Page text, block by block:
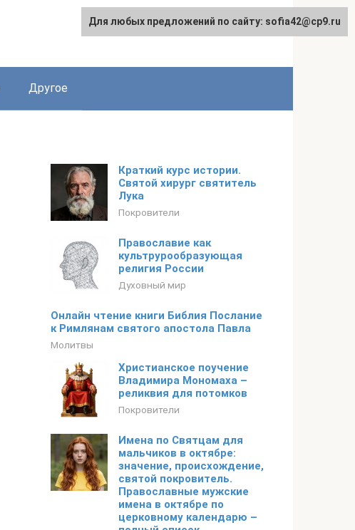
Другое
Краткий курс истории.
Святой хирург святитель
Лука
Покровители
Православие как
культрурообразующая
религия России
Духовный мир
Онлайн чтение книги Библия Послание
к Римлянам святого апостола Павла
Молитвы
Христианское поучение
Владимира Мономаха –
реликвия для потомков
Покровители
Имена по Святцам для
мальчиков в октябре:
значение, происхождение,
святой покровитель.
Православные мужские
имена в октябре по
церковному календарю –
Для любых предложений по сайту: sofia42@cp9.ru